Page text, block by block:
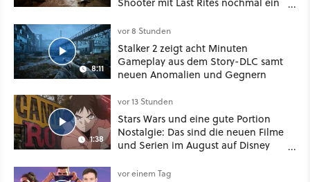
8:11
vor 8 Stunden
Stalker 2 zeigt acht Minuten
Gameplay aus dem Story-DLC samt
neuen Anomalien und Gegnern
1:38
vor 13 Stunden
Stars Wars und eine gute Portion
Nostalgie: Das sind die neuen Filme
und Serien im August auf Disney
vor einem Tag